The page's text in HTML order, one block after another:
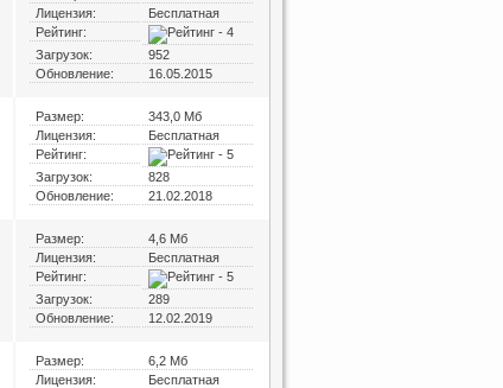
Лицензия:
Бесплатная
Рейтинг:
Загрузок:
952
Обновление:
16.05.2015
Размер:
343,0 Мб
Лицензия:
Бесплатная
Рейтинг:
Загрузок:
828
Обновление:
21.02.2018
Размер:
4,6 Мб
Лицензия:
Бесплатная
Рейтинг:
Загрузок:
289
Обновление:
12.02.2019
Размер:
6,2 Мб
Лицензия:
Бесплатная